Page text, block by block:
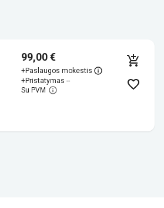
99,00 €
+Paslaugos mokestis
+Pristatymas --
Su PVM